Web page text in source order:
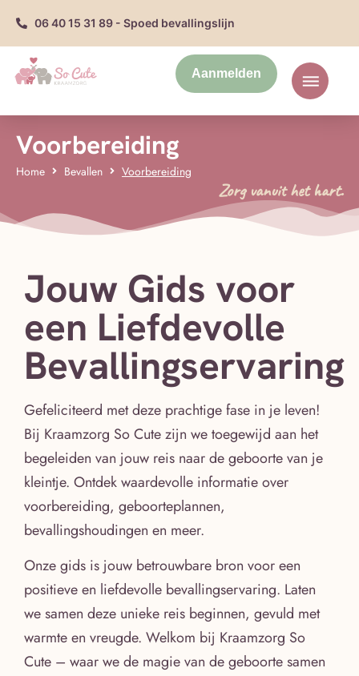
06 40 15 31 89 - Spoed bevallingslijn
Aanmelden
Voorbereiding
Home Bevallen Voorbereiding
Zorg vanuit het hart.
Jouw Gids voor
een Liefdevolle
Bevallingservaring
Gefeliciteerd met deze prachtige fase in je leven!
Bij Kraamzorg So Cute zijn we toegewijd aan het
begeleiden van jouw reis naar de geboorte van je
kleintje. Ontdek waardevolle informatie over
voorbereiding, geboorteplannen,
bevallingshoudingen en meer.
Onze gids is jouw betrouwbare bron voor een
positieve en liefdevolle bevallingservaring. Laten
we samen deze unieke reis beginnen, gevuld met
warmte en vreugde. Welkom bij Kraamzorg So
Cute – waar we de magie van de geboorte samen